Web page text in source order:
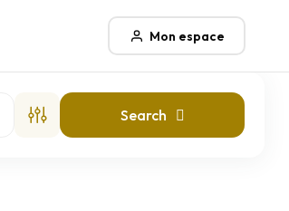
Mon espace
Search